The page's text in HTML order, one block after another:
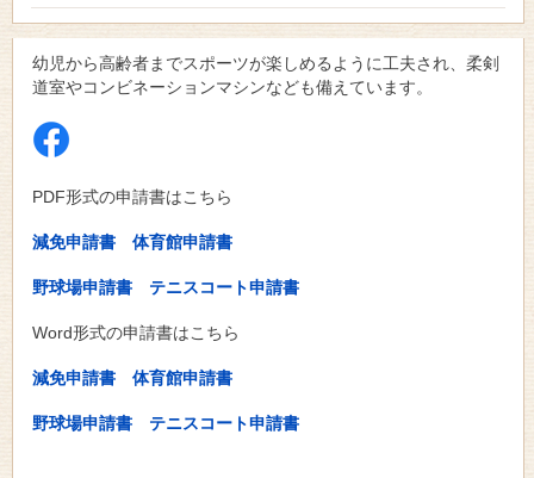
幼児から高齢者までスポーツが楽しめるように工夫され、柔剣
道室やコンビネーションマシンなども備えています。
PDF形式の申請書はこちら
減免申請書 体育館申請書
野球場申請書 テニスコート申請書
Word形式の申請書はこちら
減免申請書 体育館申請書
野球場申請書 テニスコート申請書